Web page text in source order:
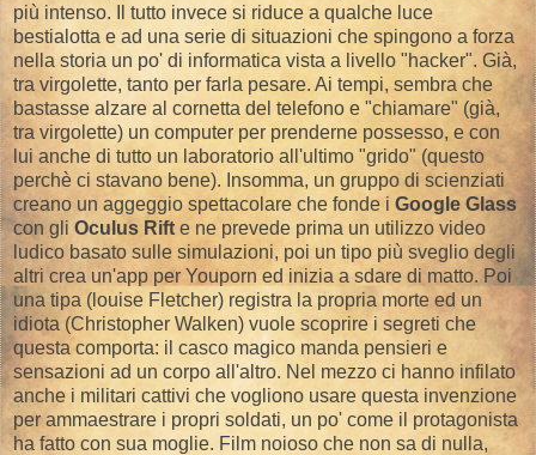
più intenso. Il tutto invece si riduce a qualche luce
bestialotta e ad una serie di situazioni che spingono a forza
nella storia un po' di informatica vista a livello "hacker". Già,
tra virgolette, tanto per farla pesare. Ai tempi, sembra che
bastasse alzare al cornetta del telefono e "chiamare" (già,
tra virgolette) un computer per prenderne possesso, e con
lui anche di tutto un laboratorio all'ultimo "grido" (questo
perchè ci stavano bene). Insomma, un gruppo di scienziati
creano un aggeggio spettacolare che fonde i Google Glass
con gli Oculus Rift e ne prevede prima un utilizzo video
ludico basato sulle simulazioni, poi un tipo più sveglio degli
altri crea un'app per Youporn ed inizia a sdare di matto. Poi
una tipa (louise Fletcher) registra la propria morte ed un
idiota (Christopher Walken) vuole scoprire i segreti che
questa comporta: il casco magico manda pensieri e
sensazioni ad un corpo all'altro. Nel mezzo ci hanno infilato
anche i militari cattivi che vogliono usare questa invenzione
per ammaestrare i propri soldati, un po' come il protagonista
ha fatto con sua moglie. Film noioso che non sa di nulla,